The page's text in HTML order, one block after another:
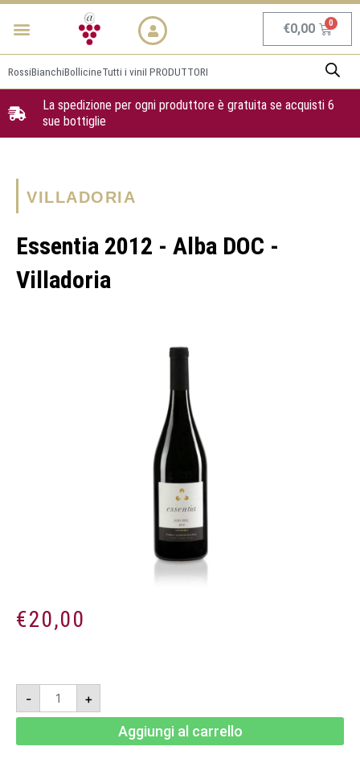
Vai
Menu €0,00
RossiBianchiBollicineTutti i viniI PRODUTTORI
La spedizione per ogni produttore è gratuita se acquisti 6
sue bottiglie
VILLADORIA
Essentia 2012 - Alba DOC -
Villadoria
€20,00
-
Essentia
2012
-
Alba
+
Aggiungi al carrello